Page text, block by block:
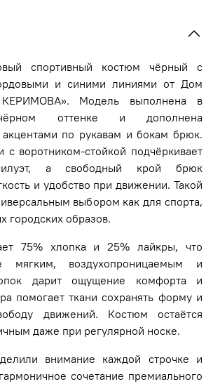
спортивный костюм чёрный с
и синими линиями от Дом
Модель выполнена в
оттенке и дополнена
по рукавам и бокам брюк.
с воротником-стойкой подчёркивает
а свободный крой брюк
и удобство при движении. Такой
выбором как для спорта,
городских образов.
75% хлопка и 25% лайкры, что
мягким, воздухопроницаемым и
дарит ощущение комфорта и
помогает ткани сохранять форму и
движений. Костюм остаётся
даже при регулярной носке.
внимание каждой строчке и
сочетание премиального